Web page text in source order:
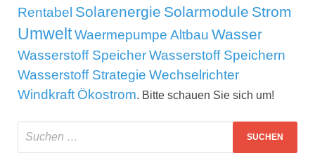
Rentabel Solarenergie Solarmodule Strom
UmweltWaermepumpe Altbau Wasser
Wasserstoff SpeicherWasserstoff Speichern
Wasserstoff Strategie Wechselrichter
Windkraft Ökostrom. Bitte schauen Sie sich um!